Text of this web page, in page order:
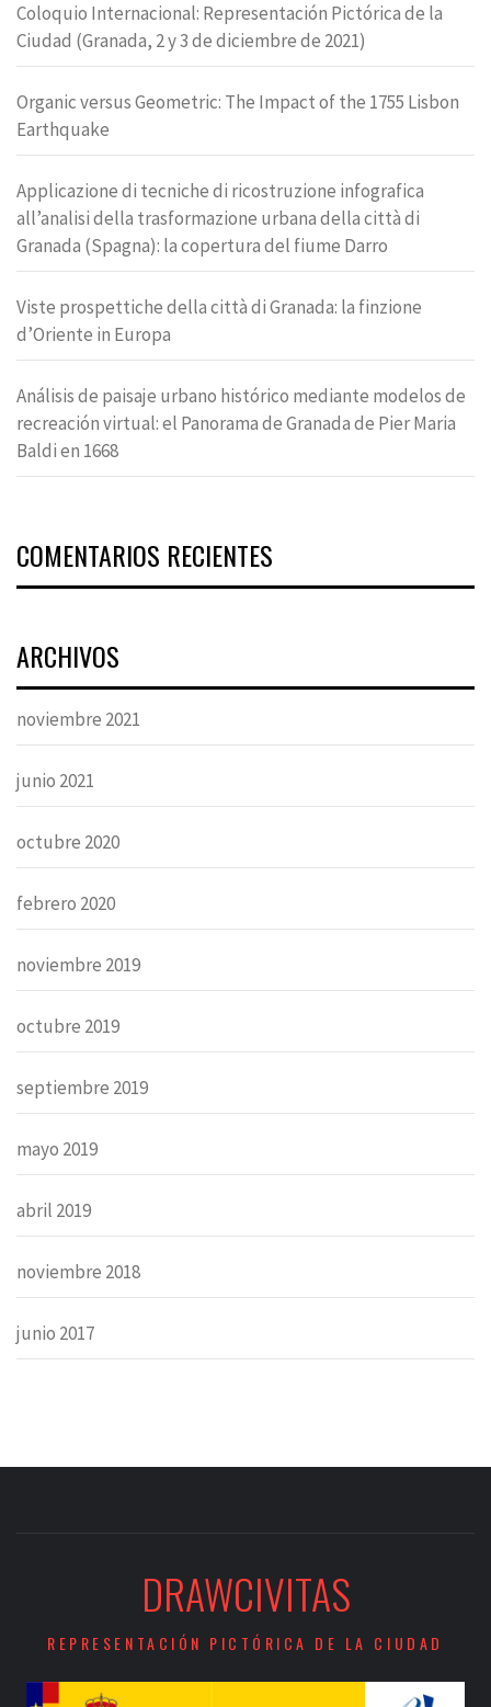
Coloquio Internacional: Representación Pictórica de la
Ciudad (Granada, 2 y 3 de diciembre de 2021)
Organic versus Geometric: The Impact of the 1755 Lisbon
Earthquake
Applicazione di tecniche di ricostruzione infografica
all’analisi della trasformazione urbana della città di
Granada (Spagna): la copertura del fiume Darro
Viste prospettiche della città di Granada: la finzione
d’Oriente in Europa
Análisis de paisaje urbano histórico mediante modelos de
recreación virtual: el Panorama de Granada de Pier Maria
Baldi en 1668
COMENTARIOS RECIENTES
ARCHIVOS
noviembre 2021
junio 2021
octubre 2020
febrero 2020
noviembre 2019
octubre 2019
septiembre 2019
mayo 2019
abril 2019
noviembre 2018
junio 2017
DRAWCIVITAS
REPRESENTACIÓN PICTÓRICA DE LA CIUDAD